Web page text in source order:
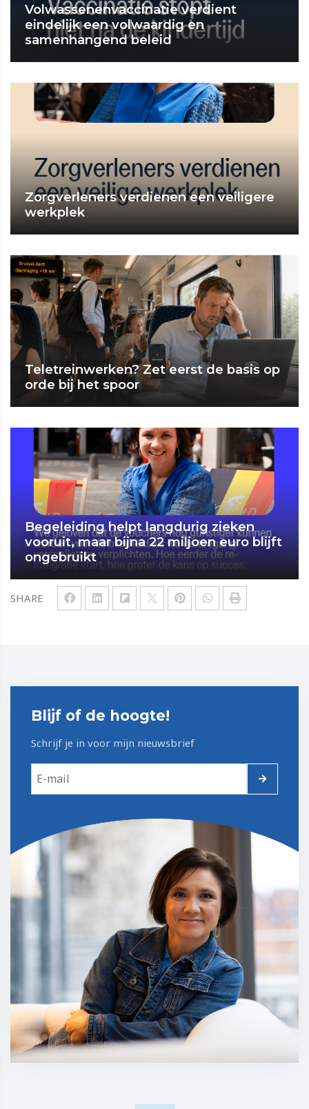
SHARE
Volwassenenvaccinatie verdient
eindelijk een volwaardig en
samenhangend beleid
Zorgverleners verdienen een veiligere
werkplek
Teletreinwerken? Zet eerst de basis op
orde bij het spoor
Begeleiding helpt langdurig zieken
vooruit, maar bijna 22 miljoen euro blijft
ongebruikt
Blijf of de hoogte!
Schrijf je in voor mijn nieuwsbrief